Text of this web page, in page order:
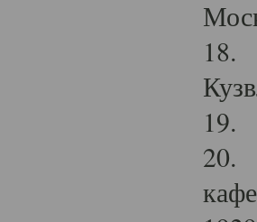
18.
19.
20.